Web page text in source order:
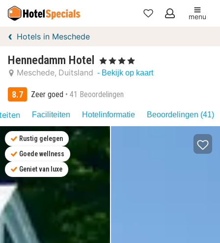
Mijn
menu
Hotels in Meschede
Hennedamm Hotel , 4 Sterren
Meschede Duitsland - Bekijk op kaart
8.7 Zeer goed 41 Beoordelingen
Faciliteiten Hotelinformatie Beoordelingen (41)
Rustig gelegen
Goede wellness
Geniet van luxe